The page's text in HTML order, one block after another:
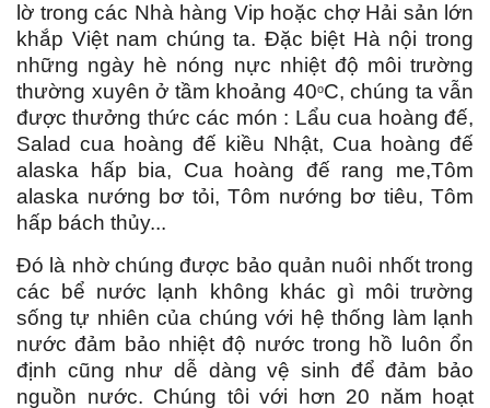
lờ trong các Nhà hàng Vip hoặc chợ Hải sản lớn
khắp Việt nam chúng ta. Đặc biệt Hà nội trong
những ngày hè nóng nực nhiệt độ môi trường
thường xuyên ở tầm khoảng 40oC, chúng ta vẫn
được thưởng thức các món : Lẩu cua hoàng đế,
Salad cua hoàng đế kiều Nhật, Cua hoàng đế
alaska hấp bia, Cua hoàng đế rang me,Tôm
alaska nướng bơ tỏi, Tôm nướng bơ tiêu, Tôm
hấp bách thủy...
Đó là nhờ chúng được bảo quản nuôi nhốt trong
các bể nước lạnh không khác gì môi trường
sống tự nhiên của chúng với hệ thống làm lạnh
nước đảm bảo nhiệt độ nước trong hồ luôn ổn
định cũng như dễ dàng vệ sinh để đảm bảo
nguồn nước. Chúng tôi với hơn 20 năm hoạt